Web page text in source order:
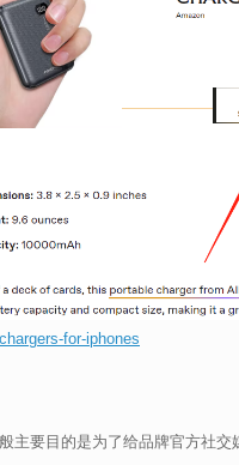
for-iphones
主要目的是为了给品牌官方社